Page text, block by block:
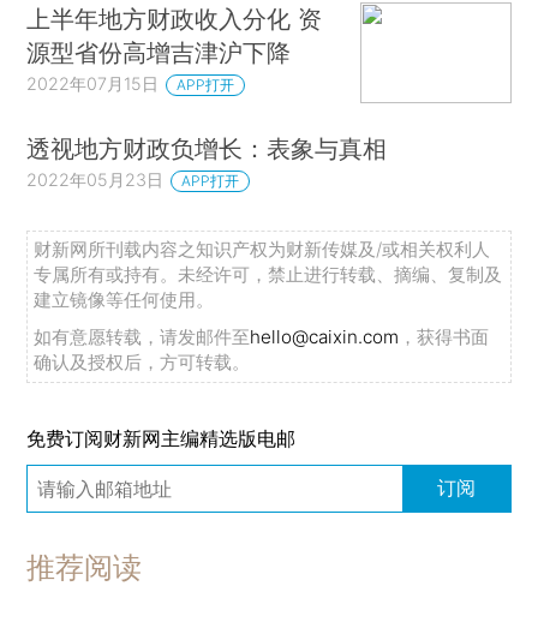
上半年地方财政收入分化 资
源型省份高增吉津沪下降
2022年07月15日 APP打开
透视地方财政负增长：表象与真相
2022年05月23日 APP打开
财新网所刊载内容之知识产权为财新传媒及/或相关权利人
专属所有或持有。未经许可，禁止进行转载、摘编、复制及
建立镜像等任何使用。
如有意愿转载，请发邮件至hello@caixin.com ，获得书面
确认及授权后，方可转载。
免费订阅财新网主编精选版电邮
订阅
推荐阅读